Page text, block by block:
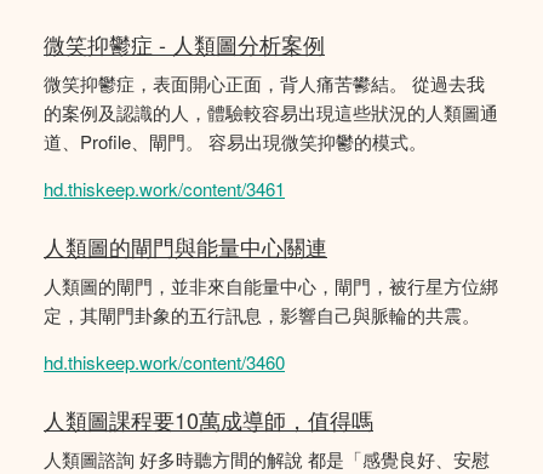
微笑抑鬱症 - 人類圖分析案例
微笑抑鬱症，表面開心正面，背人痛苦鬰結。 從過去我
的案例及認識的人，體驗較容易出現這些狀況的人類圖通
道、Profile、閘門。 容易出現微笑抑鬱的模式。
hd.thiskeep.work/content/3461
人類圖的閘門與能量中心關連
人類圖的閘門，並非來自能量中心，閘門，被行星方位綁
定，其閘門卦象的五行訊息，影響自己與脈輪的共震。
hd.thiskeep.work/content/3460
人類圖課程要10萬成導師，值得嗎
人類圖諮詢 好多時聽方間的解說 都是「感覺良好、安慰